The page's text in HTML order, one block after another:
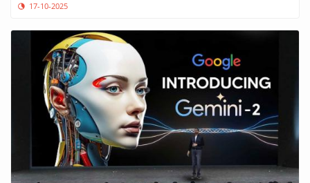
17-10-2025